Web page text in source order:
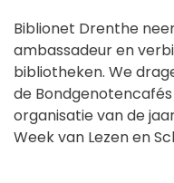
Biblionet Drenthe
ambassadeur en
bibliotheken. We
de
organisatie van de
Week van Lezen en